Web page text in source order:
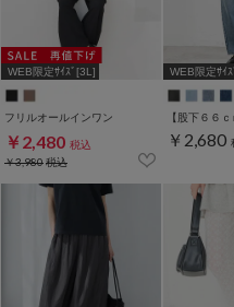
WEB限定ｻｲｽﾞ[3L]
フリルオールインワン
￥2,480 税込
￥3,980税込
WEB限定ｻｲ
￥2,680